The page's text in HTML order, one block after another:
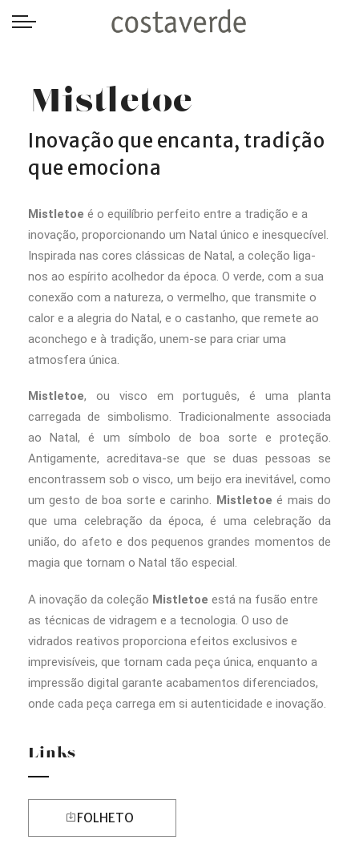
Mistletoe
Inovação que encanta, tradição
que emociona
Mistletoe é o equilíbrio perfeito entre a tradição e a
inovação, proporcionando um Natal único e inesquecível.
Inspirada nas cores clássicas de Natal, a coleção liga-
nos ao espírito acolhedor da época. O verde, com a sua
conexão com a natureza, o vermelho, que transmite o
calor e a alegria do Natal, e o castanho, que remete ao
aconchego e à tradição, unem-se para criar uma
atmosfera única.
Mistletoe, ou visco em português, é uma planta
carregada de simbolismo. Tradicionalmente associada
ao Natal, é um símbolo de boa sorte e proteção.
Antigamente, acreditava-se que se duas pessoas se
encontrassem sob o visco, um beijo era inevitável, como
um gesto de boa sorte e carinho. Mistletoe é mais do
que uma celebração da época, é uma celebração da
união, do afeto e dos pequenos grandes momentos de
magia que tornam o Natal tão especial.
A inovação da coleção Mistletoe está na fusão entre
as técnicas de vidragem e a tecnologia. O uso de
vidrados reativos proporciona efeitos exclusivos e
imprevisíveis, que tornam cada peça única, enquanto a
impressão digital garante acabamentos diferenciados,
onde cada peça carrega em si autenticidade e inovação.
Links
FOLHETO